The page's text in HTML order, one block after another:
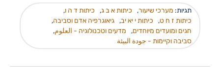
תגיות: מערכי שיעור, כיתות א ב ג, כיתות ד ה ו,
כיתות ז ח ט, כיתות י יא יב, גיאוגרפיה אדם וסביבה,
חגים ומועדים מיוחדים, מדעים וטכנולוגיה - العلوم,
סביבה וקיימות - جودة البيئة